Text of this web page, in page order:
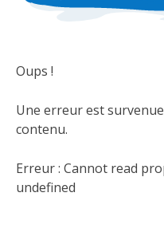
Oups !
Une erreur est
contenu.
Erreur : Cannot read
undefined